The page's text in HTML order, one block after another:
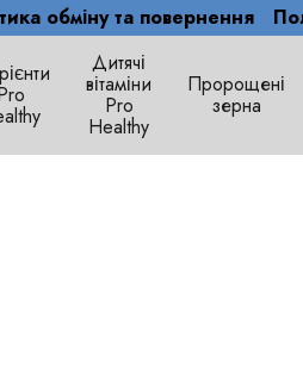
обміну та повернення
Дитячі
вітаміни
Pro
Healthy
Пророщені
зерна